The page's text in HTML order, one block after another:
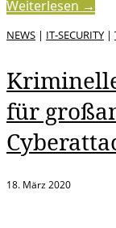
Weiterlesen →
NEWS | IT-SECURITY |
für
18. März 2020